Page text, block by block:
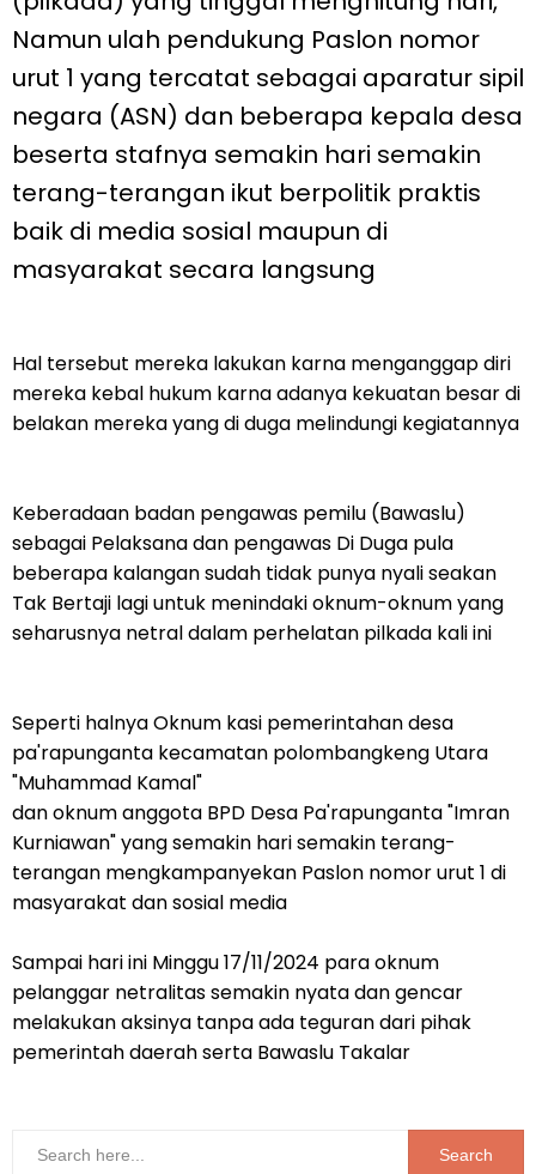
Namun ulah pendukung Paslon nomor
urut 1 yang tercatat sebagai aparatur sipil
negara (ASN) dan beberapa kepala desa
beserta stafnya semakin hari semakin
terang-terangan ikut berpolitik praktis
baik di media sosial maupun di
masyarakat secara langsung
Hal tersebut mereka lakukan karna menganggap diri
mereka kebal hukum karna adanya kekuatan besar di
belakan mereka yang di duga melindungi kegiatannya
Keberadaan badan pengawas pemilu (Bawaslu)
sebagai Pelaksana dan pengawas Di Duga pula
beberapa kalangan sudah tidak punya nyali seakan
Tak Bertaji lagi untuk menindaki oknum-oknum yang
seharusnya netral dalam perhelatan pilkada kali ini
Seperti halnya Oknum kasi pemerintahan desa
pa'rapunganta kecamatan polombangkeng Utara
"Muhammad Kamal"
dan oknum anggota BPD Desa Pa'rapunganta "Imran
Kurniawan" yang semakin hari semakin terang-
terangan mengkampanyekan Paslon nomor urut 1 di
masyarakat dan sosial media
Sampai hari ini Minggu 17/11/2024 para oknum
pelanggar netralitas semakin nyata dan gencar
melakukan aksinya tanpa ada teguran dari pihak
pemerintah daerah serta Bawaslu Takalar